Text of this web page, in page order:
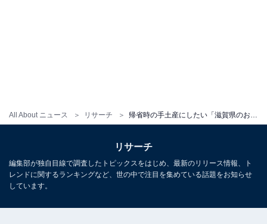
All About ニュース リサーチ
ンキング！ 「瀬戸内レモンケーキ」を超える2
商品は？【2025年調査】
リサーチ
編集部が独自目線で調査したトピックスをはじめ、最新のリリース情報、ト
レンドに関するランキングなど、世の中で注目を集めている話題をお知らせ
しています。